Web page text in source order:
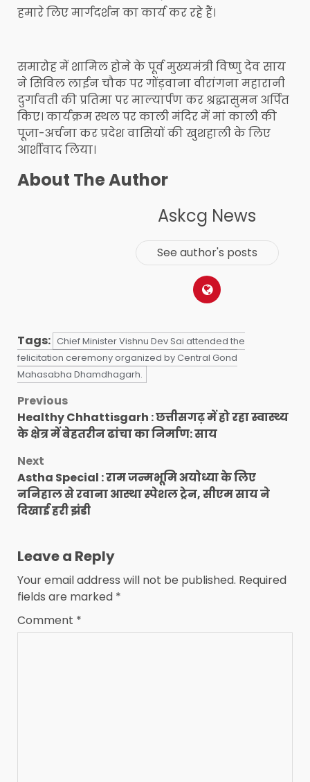
हमारे लिए मार्गदर्शन का कार्य कर रहे हैं।
समारोह में शामिल होने के पूर्व मुख्यमंत्री विष्णु देव साय
ने सिविल लाईन चौक पर गोंड़वाना वीरांगना महारानी
दुर्गावती की प्रतिमा पर माल्यार्पण कर श्रद्धासुमन अर्पित
किए। कार्यक्रम स्थल पर काली मंदिर में मां काली की
पूजा-अर्चना कर प्रदेश वासियों की खुशहाली के लिए
आर्शीवाद लिया।
About The Author
Askcg News
See author's posts
Tags: Chief Minister Vishnu Dev Sai attended the
felicitation ceremony organized by Central Gond
Mahasabha Dhamdhagarh.
Post
navigation
Previous
Healthy Chhattisgarh : छत्तीसगढ़ में हो रहा स्वास्थ्य
के क्षेत्र में बेहतरीन ढांचा का निर्माण: साय
Next
Astha Special : राम जन्मभूमि अयोध्या के लिए
ननिहाल से रवाना आस्था स्पेशल ट्रेन, सीएम साय ने
दिखाई हरी झंडी
Leave a Reply
Your email address will not be published. Required
fields are marked *
Comment *